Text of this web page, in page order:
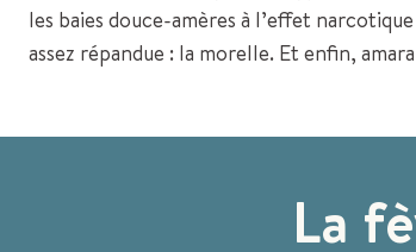
les baies douce-amères à l’effet narcotique
assez répandue : la morelle. Et enfin,
La